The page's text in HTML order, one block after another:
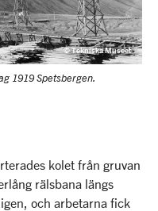
© Tekniska Museet
1919 Spetsbergen.
kolet från gruvan
rälsbana längs
och arbetarna fick